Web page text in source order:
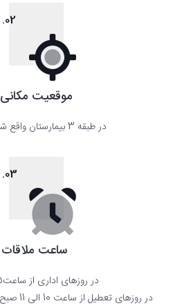
02.
موقعیت مکانی
در طبقه 3 بیمارستان واقع شده است.
03.
ساعت ملاقات
در روزهای اداری از ساعت15الی16
در روزهای تعطیل از ساعت 10 الی 11 صبح و از ساعت 15 الی 16